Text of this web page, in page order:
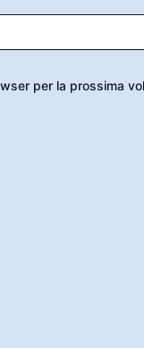
per la prossima